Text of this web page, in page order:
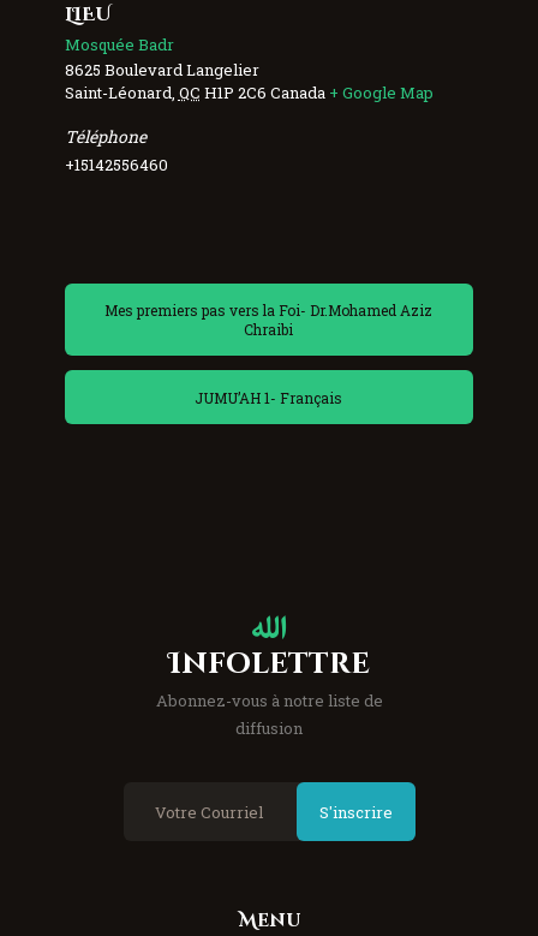
LIEU
Mosquée Badr
8625 Boulevard Langelier
Saint-Léonard QC H1P 2C6 Canada + Google Map
Téléphone
+15142556460
Mes premiers pas vers la Foi- Dr.Mohamed Aziz
Chraibi
JUMU’AH 1- Français
Infolettre
Abonnez-vous à notre liste de
diffusion
S'inscrire
Menu